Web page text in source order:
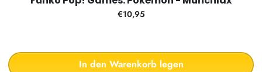
€10,95
In den Warenkorb legen